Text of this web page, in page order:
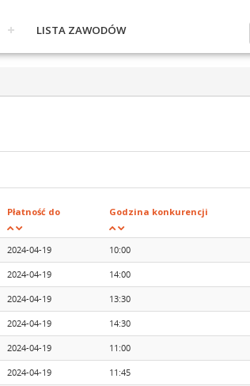
LISTA ZAWODÓW
Płatność do Godzina konkurencji
2024-04-19 10:00
2024-04-19 14:00
2024-04-19 13:30
2024-04-19 14:30
2024-04-19 11:00
2024-04-19 11:45